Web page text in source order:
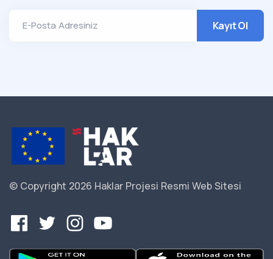
E-Posta Adresiniz Kayıt Ol
© Copyright 2026 Haklar Projesi Resmi Web Sitesi